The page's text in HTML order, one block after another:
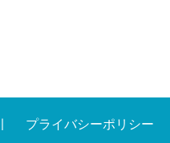
プライバシーポリシー